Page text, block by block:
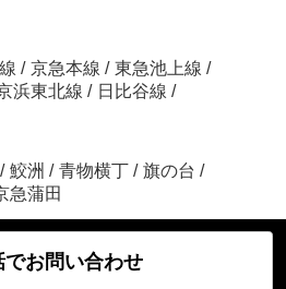
/ 京急本線 / 東急池上線 /
浜東北線 / 日比谷線 /
/ 鮫洲 / 青物横丁 / 旗の台 /
急蒲田
でお問い合わせ